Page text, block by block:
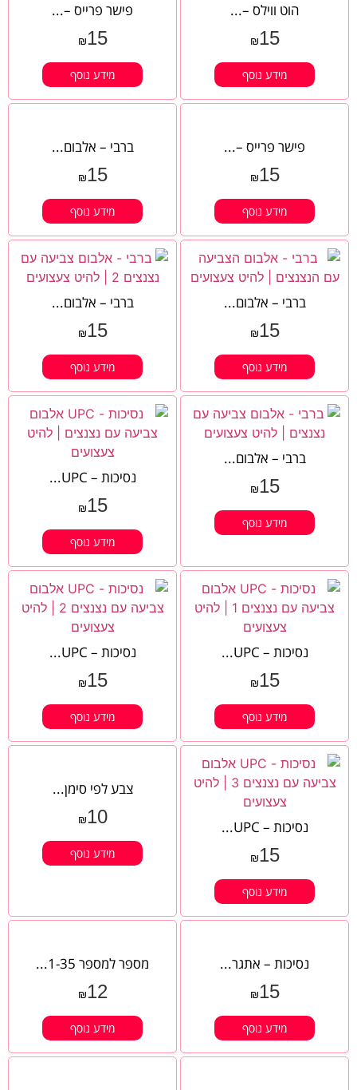
הוט ווילס –...
₪15
מידע נוסף
פישר פרייס –...
₪15
מידע נוסף
פישר פרייס –...
₪15
מידע נוסף
ברבי – אלבום...
₪15
מידע נוסף
ברבי – אלבום...
₪15
מידע נוסף
ברבי – אלבום...
₪15
מידע נוסף
ברבי – אלבום...
₪15
מידע נוסף
נסיכות – UPC...
₪15
מידע נוסף
נסיכות – UPC...
₪15
מידע נוסף
נסיכות – UPC...
₪15
מידע נוסף
נסיכות – UPC...
₪15
מידע נוסף
צבע לפי סימן...
₪10
מידע נוסף
נסיכות – אתגר...
₪15
מידע נוסף
מספר למספר 1-35...
₪12
מידע נוסף